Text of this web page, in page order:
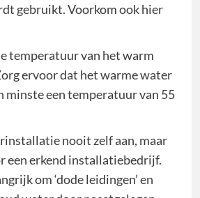
gebruikt. Voorkom ook hier
temperatuur van het warm
ervoor dat het warme water
minste een temperatuur van 55
nooit zelf aan, maar
een erkend installatiebedrijf.
om ‘dode leidingen’ en